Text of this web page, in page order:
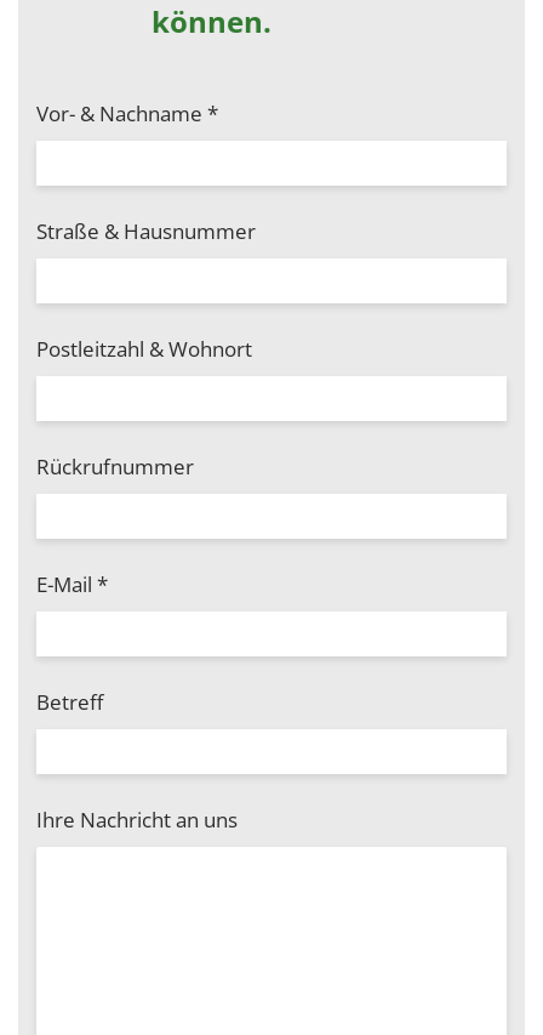
können.
Vor- & Nachname *
Straße & Hausnummer
Postleitzahl & Wohnort
Rückrufnummer
E-Mail *
Betreff
Ihre Nachricht an uns